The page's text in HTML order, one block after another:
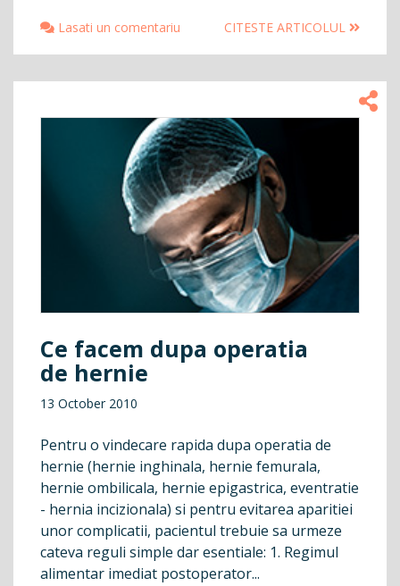
Lasati un comentariu CITESTE ARTICOLUL
Ce facem dupa operatia
de hernie
13 October 2010
Pentru o vindecare rapida dupa operatia de
hernie (hernie inghinala, hernie femurala,
hernie ombilicala, hernie epigastrica, eventratie
- hernia incizionala) si pentru evitarea aparitiei
unor complicatii, pacientul trebuie sa urmeze
cateva reguli simple dar esentiale: 1. Regimul
alimentar imediat postoperator...